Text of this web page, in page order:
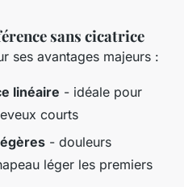
sans cicatrice
ses avantages majeurs :
linéaire - idéale pour
courts
- douleurs
léger les premiers